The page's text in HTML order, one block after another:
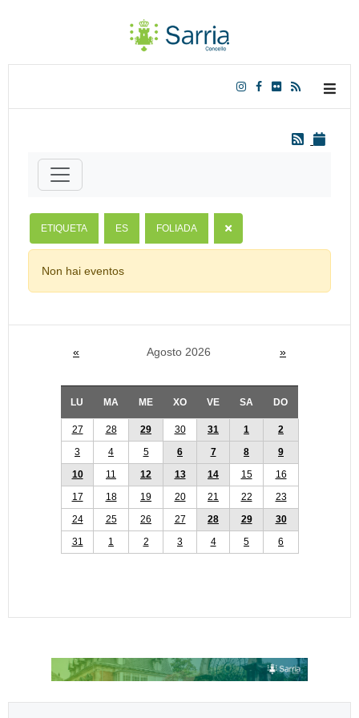
ETIQUETA ES FOLIADA
Non hai eventos
« Agosto 2026 »
LU MA ME XO VE SA DO
27 28 29 30 31 1
2
3
4 5 6 7 8
9
10
11 12 13 14 15
16
17
18 19 20 21 22
23
24
25 26 27 28 29
30
31
1 2 3 4 5 6